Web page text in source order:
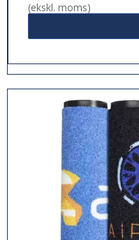
(ekskl. moms)